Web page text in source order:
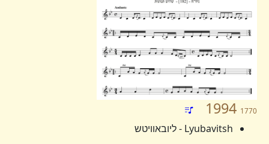
1994 1770
Lyubavitsh - ליובאוויטש